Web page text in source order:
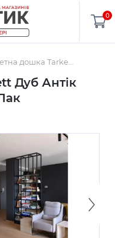
0
Дуб Антік